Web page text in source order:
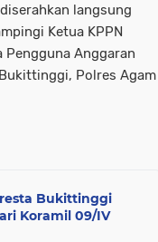
langsung
Ketua KPPN
Anggaran
Polres Agam
Bukittinggi
Koramil 09/IV